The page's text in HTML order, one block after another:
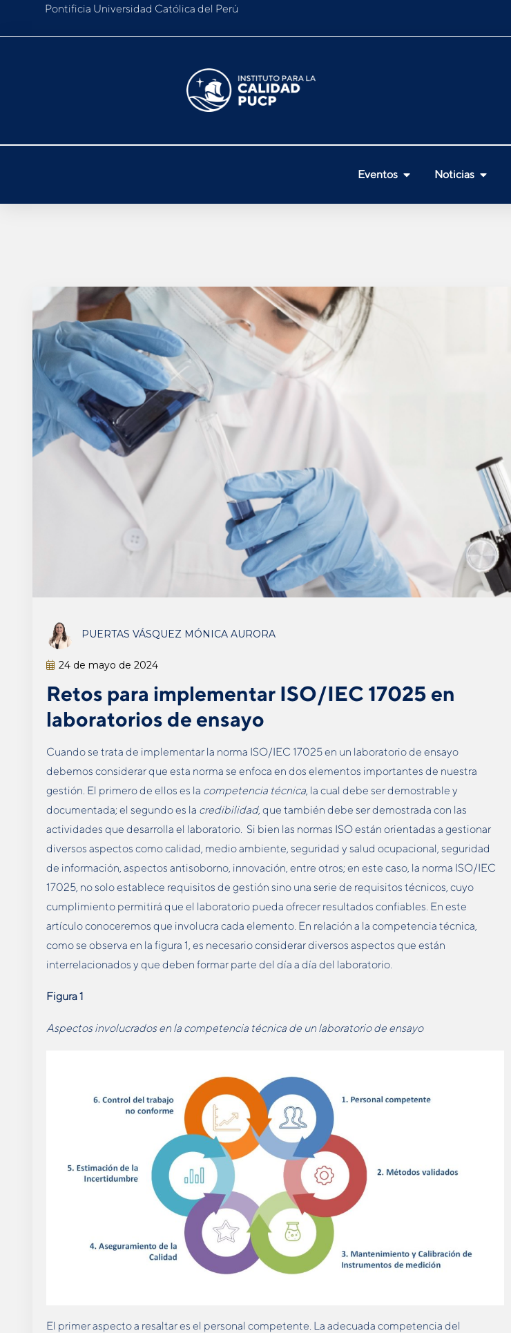
Pontificia Universidad Católica del Perú
Eventos Noticias
PUERTAS VÁSQUEZ MÓNICA AURORA
24 de mayo de 2024
Retos para implementar ISO/IEC 17025 en
laboratorios de ensayo
Cuando se trata de implementar la norma ISO/IEC 17025 en un laboratorio de ensayo
debemos considerar que esta norma se enfoca en dos elementos importantes de nuestra
gestión. El primero de ellos es la competencia técnica , la cual debe ser demostrable y
documentada; el segundo es la credibilidad, que también debe ser demostrada con las
actividades que desarrolla el laboratorio. Si bien las normas ISO están orientadas a gestionar
diversos aspectos como calidad, medio ambiente, seguridad y salud ocupacional, seguridad
de información, aspectos antisoborno, innovación, entre otros; en este caso, la norma ISO/IEC
17025, no solo establece requisitos de gestión sino una serie de requisitos técnicos, cuyo
cumplimiento permitirá que el laboratorio pueda ofrecer resultados confiables. En este
artículo conoceremos que involucra cada elemento. En relación a la competencia técnica,
como se observa en la figura 1, es necesario considerar diversos aspectos que están
interrelacionados y que deben formar parte del día a día del laboratorio.
Figura 1
Aspectos involucrados en la competencia técnica de un laboratorio de ensayo
El primer aspecto a resaltar es el personal competente. La adecuada competencia del